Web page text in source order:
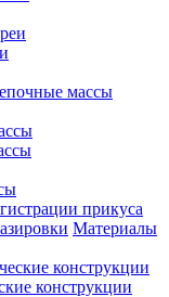
массы
прикуса
Материалы
конструкции